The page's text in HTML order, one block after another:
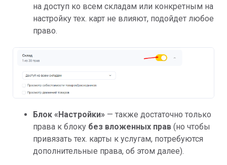
на доступ ко всем складам или конкретным на
настройку тех. карт не влияют, подойдет любое
право.
Блок «Настройки» — также достаточно только
права к блоку без вложенных прав (но чтобы
привязать тех. карты к услугам, потребуются
дополнительные права, об этом далее).